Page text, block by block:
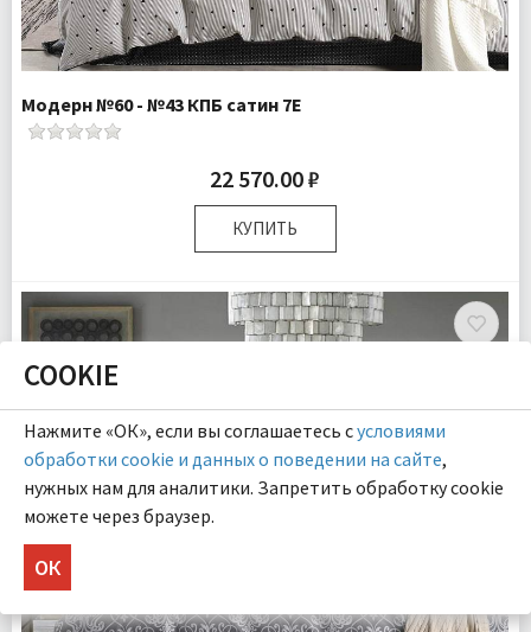
Модерн №60 - №43 КПБ сатин 7Е
22 570.00 ₽
КУПИТЬ
Комплектация:
Пододеяльники 2 шт Простыня 1 шт
Наволочки 4 шт
Доставка:
COOKIE
Нажмите «ОК», если вы соглашаетесь сусловиями
обработки cookie и данных о поведении на сайте,
нужных нам для аналитики. Запретить обработку cookie
можете через браузер.
ОК